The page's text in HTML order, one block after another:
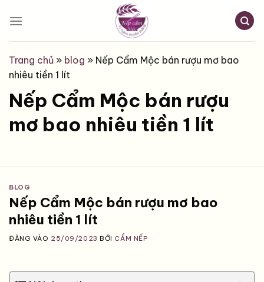
qua
Trang chủ » blog » Nếp Cẩm Mộc bán rượu mơ bao
nhiêu tiền 1 lít
Nếp Cẩm Mộc bán rượu
mơ bao nhiêu tiền 1 lít
BLOG
Nếp Cẩm Mộc bán rượu mơ bao
nhiêu tiền 1 lít
ĐĂNG VÀO 25/09/2023 BỞI CẨM NẾP